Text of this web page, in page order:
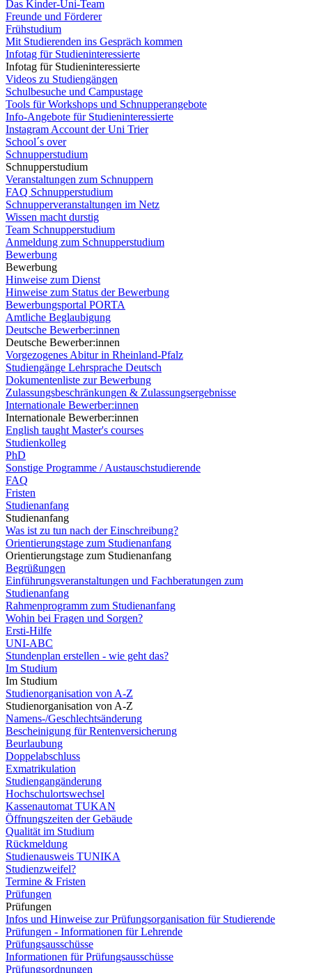
Das Kinder-Uni-Team
Freunde und Förderer
Frühstudium
Mit Studierenden ins Gespräch kommen
Infotag für Studieninteressierte
Infotag für Studieninteressierte
Videos zu Studiengängen
Schulbesuche und Campustage
Tools für Workshops und Schnupperangebote
Info-Angebote für Studieninteressierte
Instagram Account der Uni Trier
School´s over
Schnupperstudium
Schnupperstudium
Veranstaltungen zum Schnuppern
FAQ Schnupperstudium
Schnupperveranstaltungen im Netz
Wissen macht durstig
Team Schnupperstudium
Anmeldung zum Schnupperstudium
Bewerbung
Bewerbung
Hinweise zum Dienst
Hinweise zum Status der Bewerbung
Bewerbungsportal PORTA
Amtliche Beglaubigung
Deutsche Bewerber:innen
Deutsche Bewerber:innen
Vorgezogenes Abitur in Rheinland-Pfalz
Studiengänge Lehrsprache Deutsch
Dokumentenliste zur Bewerbung
Zulassungsbeschränkungen & Zulassungsergebnisse
Internationale Bewerber:innen
Internationale Bewerber:innen
English taught Master's courses
Studienkolleg
PhD
Sonstige Programme / Austauschstudierende
FAQ
Fristen
Studienanfang
Studienanfang
Was ist zu tun nach der Einschreibung?
Orientierungstage zum Studienanfang
Orientierungstage zum Studienanfang
Begrüßungen
Einführungsveranstaltungen und Fachberatungen zum
Studienanfang
Rahmenprogramm zum Studienanfang
Wohin bei Fragen und Sorgen?
Ersti-Hilfe
UNI-ABC
Stundenplan erstellen - wie geht das?
Im Studium
Im Studium
Studienorganisation von A-Z
Studienorganisation von A-Z
Namens-/Geschlechtsänderung
Bescheinigung für Rentenversicherung
Beurlaubung
Doppelabschluss
Exmatrikulation
Studiengangänderung
Hochschulortswechsel
Kassenautomat TUKAN
Öffnungszeiten der Gebäude
Qualität im Studium
Rückmeldung
Studienausweis TUNIKA
Studienzweifel?
Termine & Fristen
Prüfungen
Prüfungen
Infos und Hinweise zur Prüfungsorganisation für Studierende
Prüfungen - Informationen für Lehrende
Prüfungsausschüsse
Informationen für Prüfungsausschüsse
Prüfungsordnungen